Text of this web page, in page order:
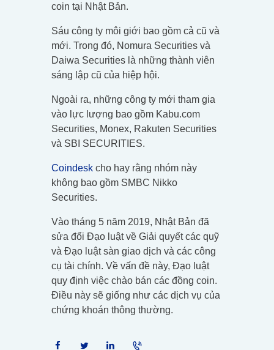
coin tại Nhật Bản.
Sáu công ty môi giới bao gồm cả cũ và
mới. Trong đó, Nomura Securities và
Daiwa Securities là những thành viên
sáng lập cũ của hiệp hội.
Ngoài ra, những công ty mới tham gia
vào lực lượng bao gồm Kabu.com
Securities, Monex, Rakuten Securities
và SBI SECURITIES.
Coindesk cho hay rằng nhóm này
không bao gồm SMBC Nikko
Securities.
Vào tháng 5 năm 2019, Nhật Bản đã
sửa đổi Đạo luật về Giải quyết các quỹ
và Đạo luật sàn giao dịch và các công
cụ tài chính. Về vấn đề này, Đạo luật
quy định việc chào bán các đồng coin.
Điều này sẽ giống như các dịch vụ của
chứng khoán thông thường.